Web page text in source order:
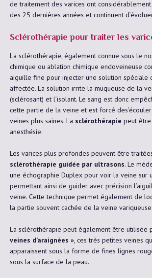
de traitement des varices ont considérablement
des 25 dernières années et continuent
Sclérothérapie pour traiter les
La sclérothérapie, également connue sous le
chimique ou ablation chimique endoveineuse
aiguille fine pour injecter une solution spéciale
affectée. La solution irrite la muqueuse de la
(sclérosant) et l’isolant. Le sang est donc
cette partie de la veine et est forcé des’écouler
veines plus saines. La sclérothérapie peut être
anesthésie.
Les varices plus profondes peuvent être
sclérothérapie guidée par ultrasons. Le
une échographie Duplex pour voir la veine sur
permettant ainsi de guider avec précision
veine. Cette technique permet également de
la partie souvent cachée de la veine variqueuse.
La sclérothérapie peut également être utilisée
veines d’araignées », ces très petites veines
apparaissent sous la forme de fines lignes
sous la surface de la peau.